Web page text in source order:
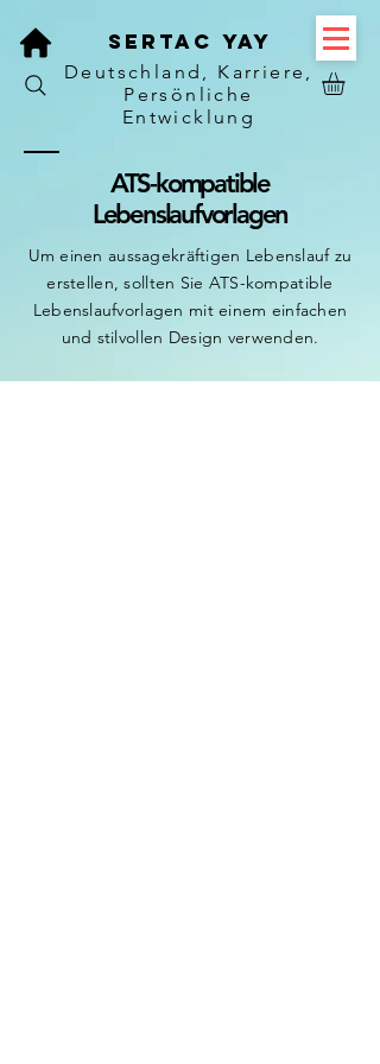
Sertac Yay
Deutschland, Karriere,
Persönliche
Entwicklung
ATS-kompatible
Lebenslaufvorlagen
Um einen aussagekräftigen Lebenslauf zu
erstellen, sollten Sie ATS-kompatible
Lebenslaufvorlagen mit einem einfachen
und stilvollen Design verwenden.